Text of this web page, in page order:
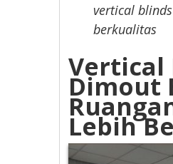
vertical blinds
berkualitas
Vertical
Dimout
Lebih